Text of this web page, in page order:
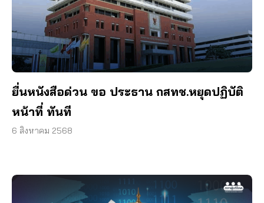
ยื่นหนังสือด่วน ขอ ประธาน กสทช.หยุดปฏิบัติ
หน้าที่ ทันที
6 สิงหาคม 2568